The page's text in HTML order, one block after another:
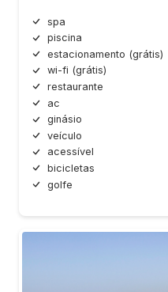
spa
piscina
estacionamento (grátis)
wi-fi (grátis)
restaurante
ac
ginásio
veículo
acessível
bicicletas
golfe